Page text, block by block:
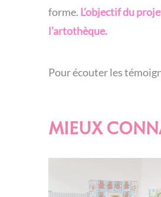
forme. L’objectif du
l’artothèque.
Pour écouter les
MIEUX